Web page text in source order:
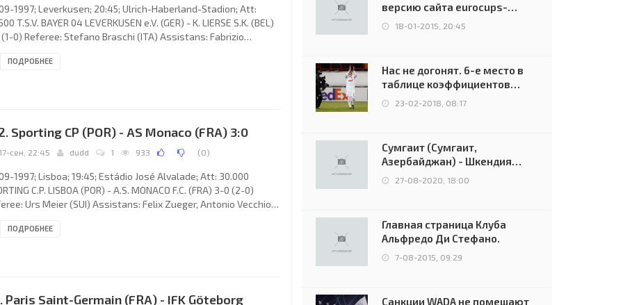
1997; Leverkusen; 20:45; Ulrich-Haberland-Stadion; Att:
T.S.V. BAYER 04 LEVERKUSEN e.V. (GER) - K. LIERSE S.K. (BEL)
(1-0) Referee: Stefano Braschi (ITA) Assistans: Fabrizio
BAYER 04 e.V. (coach: Christoph Paul Daum): Dirk Heinen,
ПОДРОБНЕЕ
Sporting CP (POR) - AS Monaco (FRA) 3:0
17-сен, 22:45 dudd 1 933 (0)
1997; Lisboa; 19:45; Estádio José Alvalade; Att: 30.000
C.P. LISBOA (POR) - A.S. MONACO F.C. (FRA) 3-0 (2-0)
Urs Meier (SUI) Assistans: Felix Zueger, Antonio Vecchio
3-0 LEANDRO MACHADO Nascimento 64. SPORTING C.P. (coach:
ПОДРОБНЕЕ
Paris Saint-Germain (FRA) - IFK Göteborg
версию сайта eurocups-
uefa.ru
18-01-2015, 20:45
Нас не догонят. 6-е место в
таблице коэффициентов
УЕФА остаётся за Россией
23-02-2018, 08:17
Сумгаит (Сумгаит,
Азербайджан) - Шкендия
(Тетово, Северная
Македония) - 0:2 (0:0)
27-08-2020, 18:00
Главная страница Клуба
Альфредо Ди Стефано.
7-08-2015, 09:29
Санкции WADA не помешают